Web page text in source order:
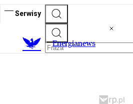
Serwisy
Energianews